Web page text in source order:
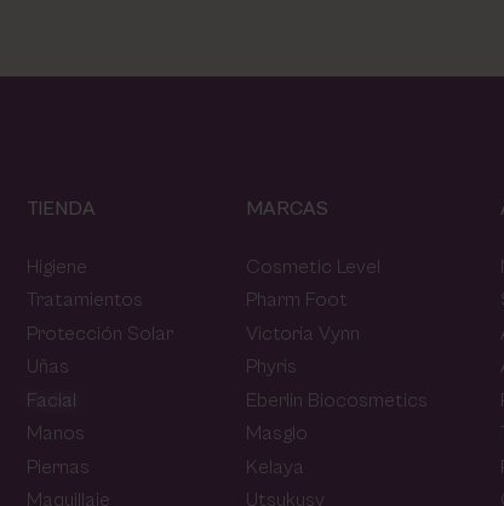
TIENDA
Higiene
Tratamientos
Protección Solar
Uñas
Facial
Manos
Piernas
Maquillaje
MARCAS
Cosmetic Level
Pharm Foot
Victoria Vynn
Phyris
Eberlin Biocosmetics
Masglo
Kelaya
Utsukusy